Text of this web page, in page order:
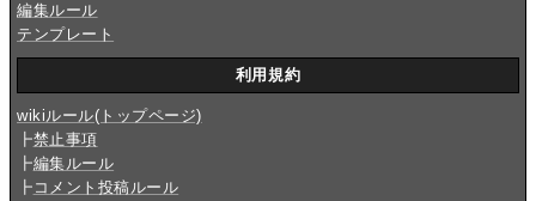
編集ルール
テンプレート
利用規約
wikiルール(トップページ)
┣禁止事項
┣編集ルール
┣ コメント投稿ルール